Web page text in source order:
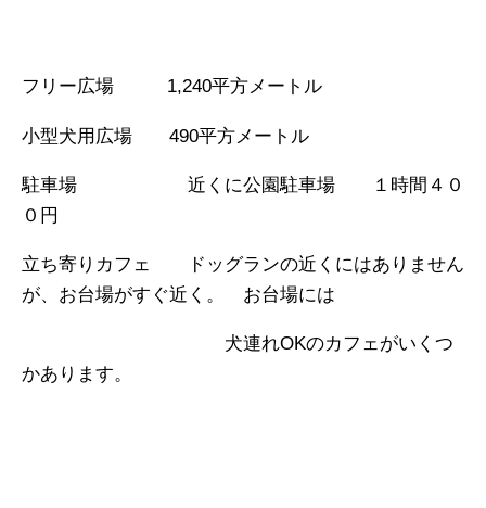
フリー広場 1,240平方メートル
小型犬用広場 490平方メートル
駐車場 近くに公園駐車場 １時間４０
０円
立ち寄りカフェ ドッグランの近くにはありません
が、お台場がすぐ近く。 お台場には
犬連れOKのカフェがいくつ
かあります。